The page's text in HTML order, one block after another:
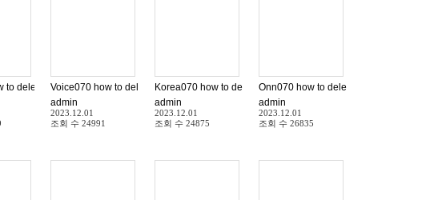
이스070 아이디 비번 계정 삭제 방법admin
to delete Account data 보이스070 아이디 비번 계정 삭제 방법
Voice070 how to delete Account data 보이스070 아이디 비번 계정 삭제 방법
admin
2023.12.01
조회 수 24991
Korea070 how to delete Account data Korea070 아이디 비번 계정
admin
2023.12.01
조회 수 24875
Onn070 how to delete Account data 온누리
admin
2023.12.01
조회 수 26835